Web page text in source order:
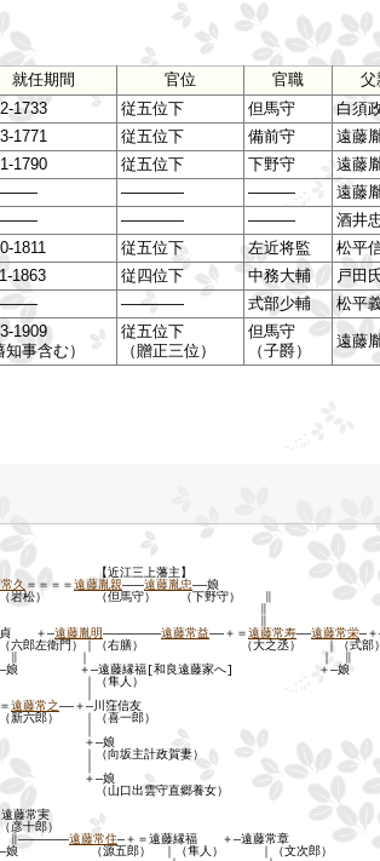
就任期間 官位 官職 父
1733 従五位下 但馬守 白須
1771 従五位下 備前守 遠藤
1790 従五位下 下野守 遠藤
―――― ――― 遠藤
―――― ――― 酒井
1811 従五位下 左近将監 松平
1863 従四位下 中務大輔 戸田
―――― 式部少輔 松平
1909
知事含む）
従五位下
（贈正三位）
但馬守
（子爵）
遠藤
江三上藩主】
久 ＝＝＝＝遠藤胤親―――遠藤胤忠――娘
（岩松） （但馬守） （下野守） ∥
∥
藤家】 ∥
貞 ＋―遠藤胤明――――――――遠藤常益――＋＝遠藤常寿――遠藤常栄―
（六郎左衛門）｜（右膳） （大之丞） ｜（式部
｜ ｜ ∥
縁福[和良遠藤家へ] ＋
人）
遠藤常之――＋―川窪信友
（喜一郎）
娘
政賀妻）
娘
直郷養女）
藤常実
郎）
遠藤常住―＋＝遠藤縁福 ＋―遠藤常章
（隼人） ｜（文次郎）